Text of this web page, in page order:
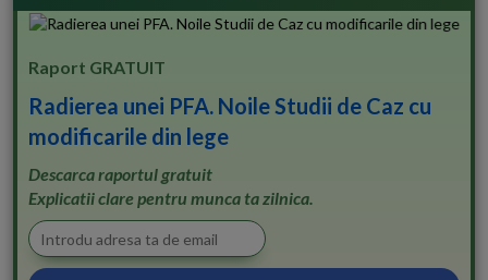
Raport GRATUIT
Radierea unei PFA. Noile Studii de Caz cu
modificarile din lege
Descarca raportul gratuit
Explicatii clare pentru munca ta zilnica.